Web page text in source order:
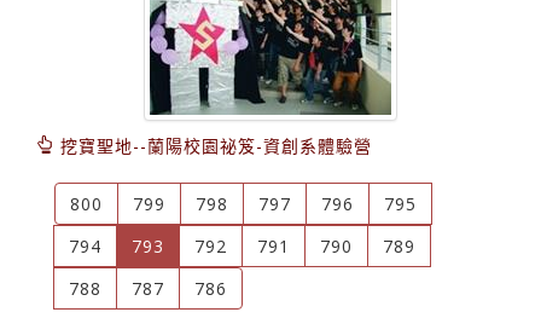
挖寶聖地--蘭陽校園祕笈-資創系體驗營
800 799 798 797 796
795
794
793 (current)
792 791 790
789
788
787 786